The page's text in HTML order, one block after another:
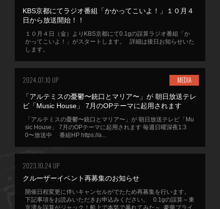
KBS京都にてラジオ番組「かかってこいよ！」１０月４
日から放送開始！！
１０月４日（金）よりKBS京都にて0.1gの誤算ラジオ番組「か
かってこいよ！」がスタートします。 詳細は後日お知らせいた
します。
2024.07.10 UP MEDIA
「アルテミスの憂鬱〜銃口とマリア〜」が 朝日放送テレ
ビ「Music House」 7月のOPテーマに起用されます
「アルテミスの憂鬱〜銃口とマリア〜」が 朝日放送テレビ「Mu
sic House」 7月のOPテーマに起用されます 毎週日曜深夜1:3
0〜放送中 番組HP https://a...
2023.10.24 UP
クルーザーイベント再募集のお知らせ
開催日程変更に伴いキャンセルがでたため再募集を行います。
下記事項をお読みいただきお申込みください。 0.1gの誤算～東